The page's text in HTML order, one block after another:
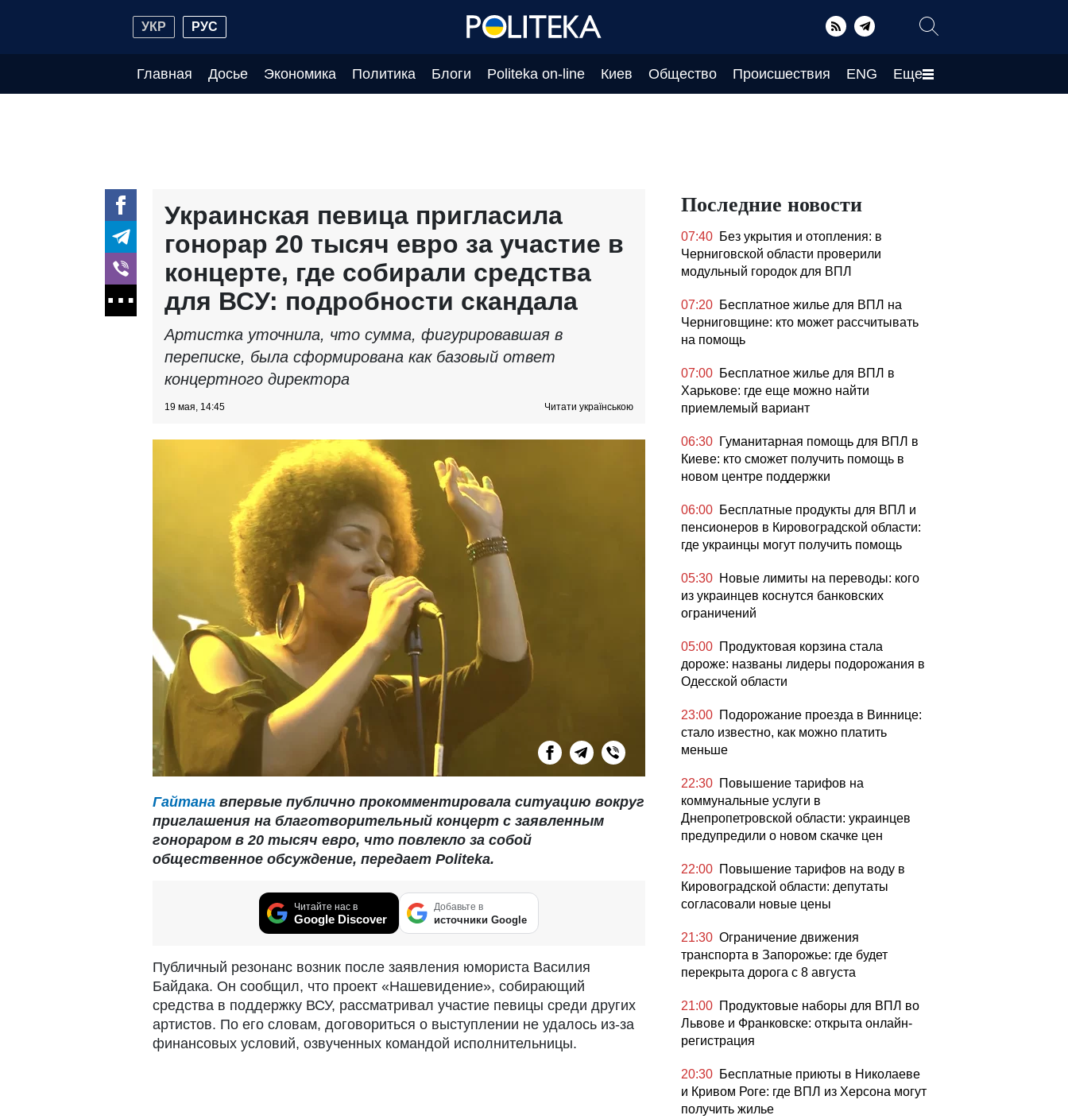
УКР РУС
Главная Досье Экономика Политика Блоги Politeka on-line Киев Общество Происшествия ENG Еще
Украинская певица пригласила
гонорар 20 тысяч евро за участие в
концерте, где собирали средства
для ВСУ: подробности скандала
Артистка уточнила, что сумма, фигурировавшая в
переписке, была сформирована как базовый ответ
концертного директора
19 мая, 14:45 Читати українською
Гайтана впервые публично прокомментировала ситуацию вокруг
приглашения на благотворительный концерт с заявленным
гонораром в 20 тысяч евро, что повлекло за собой
общественное обсуждение, передает Politeka.
Читайте нас в
Google Discover
Добавьте в
источники Google
Публичный резонанс возник после заявления юмориста Василия
Байдака. Он сообщил, что проект «Нашевидение», собирающий
средства в поддержку ВСУ, рассматривал участие певицы среди других
артистов. По его словам, договориться о выступлении не удалось из-за
финансовых условий, озвученных командой исполнительницы.
Последние новости
07:40 Без укрытия и отопления: в
Черниговской области проверили
модульный городок для ВПЛ
07:20 Бесплатное жилье для ВПЛ на
Черниговщине: кто может рассчитывать
на помощь
07:00 Бесплатное жилье для ВПЛ в
Харькове: где еще можно найти
приемлемый вариант
06:30 Гуманитарная помощь для ВПЛ в
Киеве: кто сможет получить помощь в
новом центре поддержки
06:00 Бесплатные продукты для ВПЛ и
пенсионеров в Кировоградской области:
где украинцы могут получить помощь
05:30 Новые лимиты на переводы: кого
из украинцев коснутся банковских
ограничений
05:00 Продуктовая корзина стала
дороже: названы лидеры подорожания в
Одесской области
23:00 Подорожание проезда в Виннице:
стало известно, как можно платить
меньше
22:30 Повышение тарифов на
коммунальные услуги в
Днепропетровской области: украинцев
предупредили о новом скачке цен
22:00 Повышение тарифов на воду в
Кировоградской области: депутаты
согласовали новые цены
21:30 Ограничение движения
транспорта в Запорожье: где будет
перекрыта дорога с 8 августа
21:00 Продуктовые наборы для ВПЛ во
Львове и Франковске: открыта онлайн-
регистрация
20:30 Бесплатные приюты в Николаеве
и Кривом Роге: где ВПЛ из Херсона могут
получить жилье